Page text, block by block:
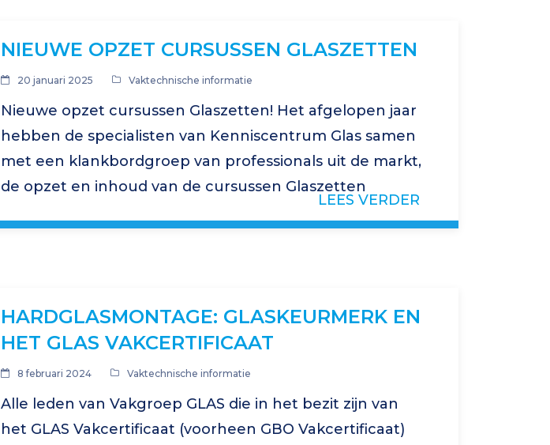
NIEUWE OPZET CURSUSSEN GLASZETTEN
20 januari 2025 Vaktechnische informatie
Nieuwe opzet cursussen Glaszetten! Het afgelopen jaar
hebben de specialisten van Kenniscentrum Glas samen
met een klankbordgroep van professionals uit de markt,
de opzet en inhoud van de cursussen Glaszetten
LEES VERDER
HARDGLASMONTAGE: GLASKEURMERK EN
HET GLAS VAKCERTIFICAAT
8 februari 2024 Vaktechnische informatie
Alle leden van Vakgroep GLAS die in het bezit zijn van
het GLAS Vakcertificaat (voorheen GBO Vakcertificaat)